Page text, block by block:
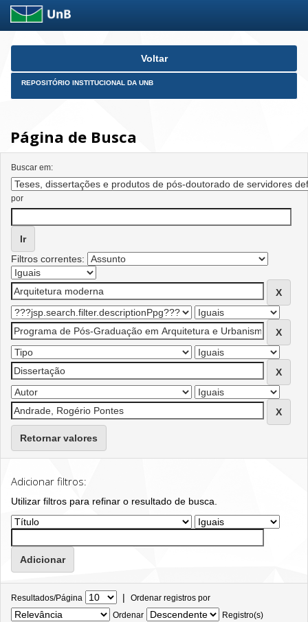
Skip
Voltar
REPOSITÓRIO INSTITUCIONAL DA UNB
Página de Busca
Buscar em:
por
Filtros correntes:
Retornar valores
Adicionar filtros:
Utilizar filtros para refinar o resultado de busca.
Resultados/Página | Ordenar registros por
Ordenar
Registro(s)